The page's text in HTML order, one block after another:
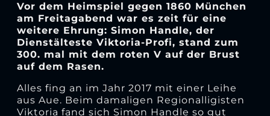
Vor dem Heimspiel gegen 1860 München
am Freitagabend war es zeit für eine
weitere Ehrung: Simon Handle, der
Dienstälteste Viktoria-Profi, stand zum
300. mal mit dem roten V auf der Brust
auf dem Rasen.
Alles fing an im Jahr 2017 mit einer Leihe
aus Aue. Beim damaligen Regionalligisten
Viktoria fand sich Simon Handle so gut